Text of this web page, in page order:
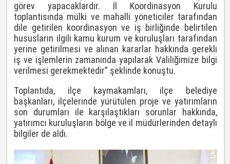
görev yapacaklardır. İl Koordinasyon Kurulu
toplantısında mülki ve mahalli yöneticiler tarafından
dile getirilen koordinasyon ve iş birliğinde belirtilen
hususların ilgili kamu kurum ve kuruluşları tarafından
yerine getirilmesi ve alınan kararlar hakkında gerekli
iş ve işlemlerin zamanında yapılarak Valiliğimize bilgi
verilmesi gerekmektedir” şeklinde konuştu.
Toplantıda, ilçe kaymakamları, ilçe belediye
başkanları, ilçelerinde yürütülen proje ve yatırımların
son durumları ile karşılaştıkları sorunlar hakkında,
yatırımcı kuruluşların bölge ve il müdürlerinden detaylı
bilgiler de aldı.